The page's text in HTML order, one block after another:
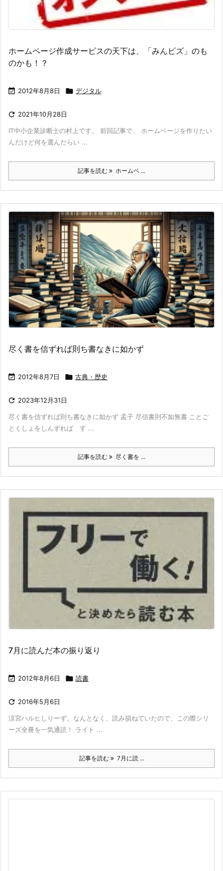
ホームページ作成サービスの天下は、「みんビズ」のも
のかも！？
 2012年8月8日  デジタル
 2021年10月28日
IT中小企業診断士の村上です。 前回記事で、 ホームページを作りたい
んだけど何を選んだらい ...
記事を読む ホームペ ...
尽く書を信ずれば則ち書なきに如かず
 2012年8月7日  古典・歴史
 2023年12月31日
尽く書を信ずれば則ち書なきに如かず 孟子 尽信書則不如無書 ことご
とくしょをしんずれば す ...
記事を読む 尽く書を ...
7月に読んだ本の振り返り
 2012年8月6日  読書
 2016年5月6日
涼宮ハルヒしりーず。なんとなく、読み損ねていたので、この際シリ
ーズ全冊を一気通読！ ライト ...
記事を読む 7月に読 ...